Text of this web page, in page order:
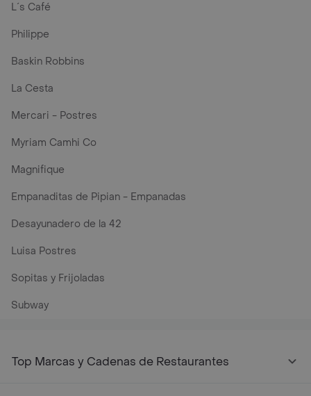
L´s Café
Philippe
Baskin Robbins
La Cesta
Mercari - Postres
Myriam Camhi Co
Magnifique
Empanaditas de Pipian - Empanadas
Desayunadero de la 42
Luisa Postres
Sopitas y Frijoladas
Subway
Top Marcas y Cadenas de Restaurantes